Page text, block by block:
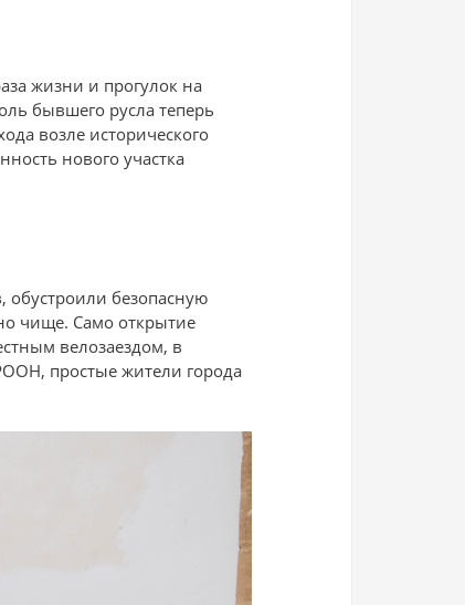
жизни и прогулок на
бывшего русла теперь
возле исторического
нового участка
обустроили безопасную
чище. Само открытие
велозаездом, в
простые жители города